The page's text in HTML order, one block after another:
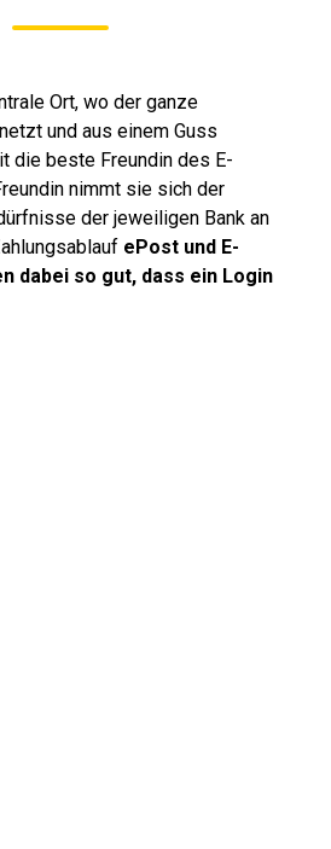
Ort, wo der ganze
und aus einem Guss
die beste Freundin des E-
nimmt sie sich der
der jeweiligen Bank an
ePost und E-
dabei so gut, dass ein Login